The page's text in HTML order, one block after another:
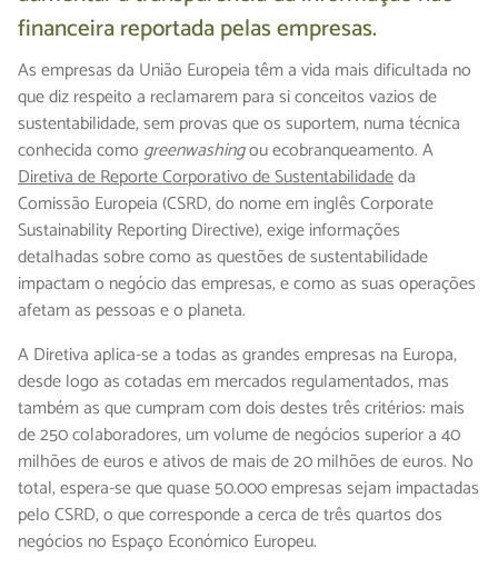
financeira reportada pelas empresas.
As empresas da União Europeia têm a vida mais dificultada no
que diz respeito a reclamarem para si conceitos vazios de
sustentabilidade, sem provas que os suportem, numa técnica
conhecida comogreenwashingou ecobranqueamento. A
Diretiva de Reporte Corporativo de Sustentabilidadeda
Comissão Europeia (CSRD, do nome em inglês Corporate
Sustainability Reporting Directive), exige informações
detalhadas sobre como as questões de sustentabilidade
impactam o negócio das empresas, e como as suas operações
afetam as pessoas e o planeta.
A Diretiva aplica-se a todas as grandes empresas na Europa,
desde logo as cotadas em mercados regulamentados, mas
também as que cumpram com dois destes três critérios: mais
de 250 colaboradores, um volume de negócios superior a 40
milhões de euros e ativos de mais de 20 milhões de euros. No
total, espera-se que quase 50.000 empresas sejam impactadas
pelo CSRD, o que corresponde a cerca de três quartos dos
negócios no Espaço Económico Europeu.